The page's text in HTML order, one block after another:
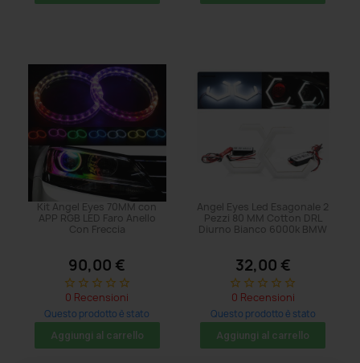
Kit Angel Eyes 70MM con
APP RGB LED Faro Anello
Con Freccia
90,00 €
star_border star_border star_border star_border star_border
0 Recensioni
Questo prodotto è stato
acquistato: 8 volte
Aggiungi al carrello
Angel Eyes Led Esagonale 2
Pezzi 80 MM Cotton DRL
Diurno Bianco 6000k BMW
32,00 €
star_border star_border star_border star_border star_border
0 Recensioni
Questo prodotto è stato
acquistato: 5 volte
Aggiungi al carrello